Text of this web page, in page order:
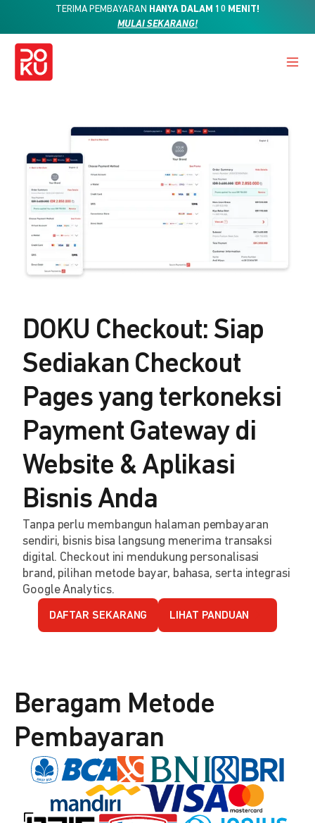
TERIMA PEMBAYARAN HANYA DALAM 10 MENIT!
MULAI SEKARANG!
DOKU Checkout: Siap
Sediakan Checkout
Pages yang terkoneksi
Payment Gateway di
Website & Aplikasi
Bisnis Anda
Tanpa perlu membangun halaman pembayaran
sendiri, bisnis bisa langsung menerima transaksi
digital. Checkout ini mendukung personalisasi
brand, pilihan metode bayar, bahasa, serta integrasi
Google Analytics.
DAFTAR SEKARANG LIHAT PANDUAN
Beragam Metode
Pembayaran